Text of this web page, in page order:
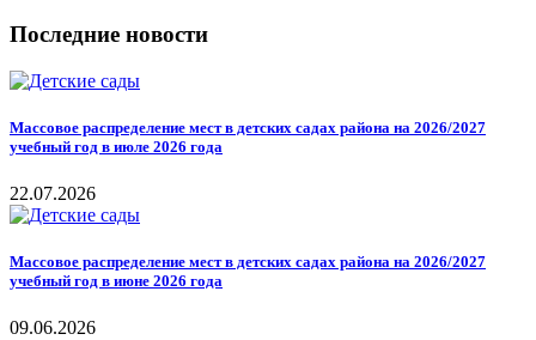
Последние новости
Массовое распределение мест в детских садах района на 2026/2027
учебный год в июле 2026 года
22.07.2026
Массовое распределение мест в детских садах района на 2026/2027
учебный год в июне 2026 года
09.06.2026